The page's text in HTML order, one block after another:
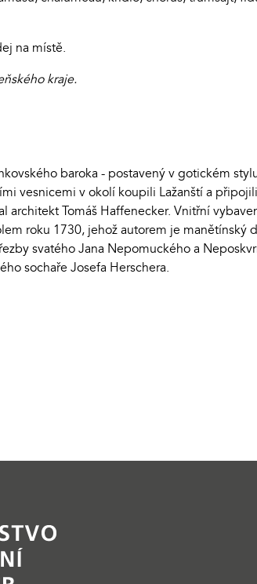
na místě.
kraje.
baroka - postavený v gotickém
vesnicemi v okolí koupili Lažanští a
Tomáš Haffenecker. Vnitřní
roku 1730, jehož autorem je manětínský
svatého Jana Nepomuckého a
sochaře Josefa Herschera.